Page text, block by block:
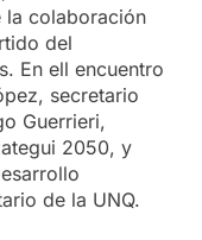
la colaboración
del
En ell encuentro
secretario
Guerrieri,
2050, y
de la UNQ.